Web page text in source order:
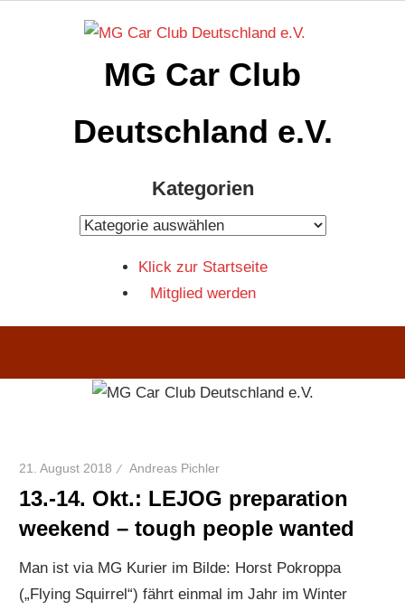
MG Car Club
Deutschland e.V.
Kategorien
Kategorien
Klick zur Startseite
Mitglied werden
21. August 2018 Andreas Pichler
13.-14. Okt.: LEJOG preparation
weekend – tough people wanted
Man ist via MG Kurier im Bilde: Horst Pokroppa
(„Flying Squirrel“) fährt einmal im Jahr im Winter